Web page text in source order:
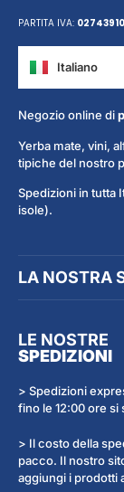
PARTITA IVA:
Italiano
Español
Negozio online di
Yerba mate, vini,
tipiche del nostro
Spedizioni in tutta
isole).
LA NOSTRA
LE NOSTRE
SPEDIZIONI
> Spedizioni
fino le 12:00 ore
> Il costo della
pacco. Il nostro
aggiungi i prodotti